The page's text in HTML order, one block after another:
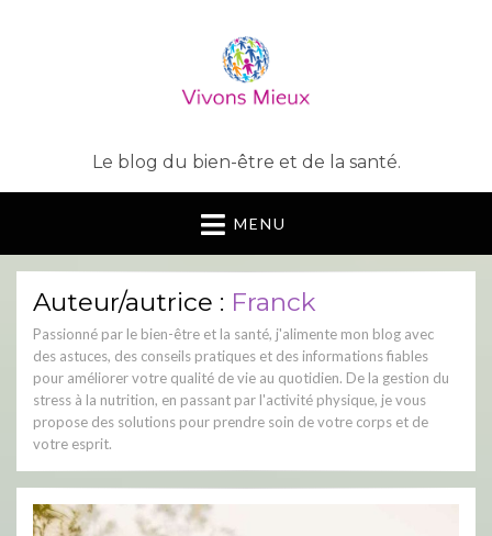
Le blog du bien-être et de la santé.
MENU
Auteur/autrice : Franck
Passionné par le bien-être et la santé, j'alimente mon blog avec
des astuces, des conseils pratiques et des informations fiables
pour améliorer votre qualité de vie au quotidien. De la gestion du
stress à la nutrition, en passant par l'activité physique, je vous
propose des solutions pour prendre soin de votre corps et de
votre esprit.